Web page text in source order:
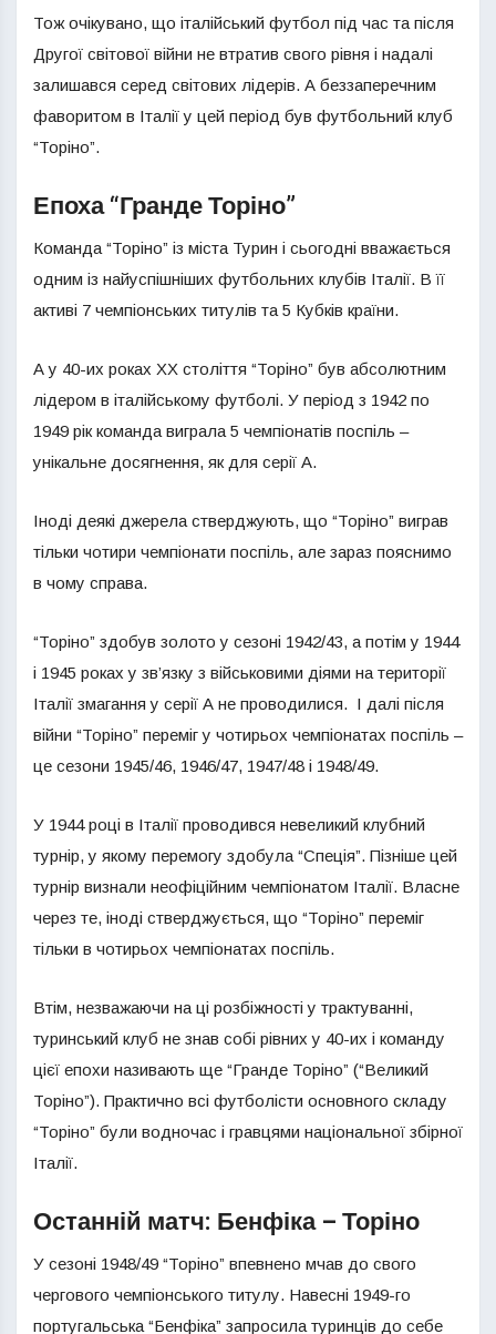
Тож очікувано, що італійський футбол під час та після
Другої світової війни не втратив свого рівня і надалі
залишався серед світових лідерів. А беззаперечним
фаворитом в Італії у цей період був футбольний клуб
“Торіно”.
Епоха “Гранде Торіно”
Команда “Торіно” із міста Турин і сьогодні вважається
одним із найуспішніших футбольних клубів Італії. В її
активі 7 чемпіонських титулів та 5 Кубків країни.
А у 40-их роках ХХ століття “Торіно” був абсолютним
лідером в італійському футболі. У період з 1942 по
1949 рік команда виграла 5 чемпіонатів поспіль –
унікальне досягнення, як для серії А.
Іноді деякі джерела стверджують, що “Торіно” виграв
тільки чотири чемпіонати поспіль, але зараз пояснимо
в чому справа.
“Торіно” здобув золото у сезоні 1942/43, а потім у 1944
і 1945 роках у зв’язку з військовими діями на території
Італії змагання у серії А не проводилися. І далі після
війни “Торіно” переміг у чотирьох чемпіонатах поспіль –
це сезони 1945/46, 1946/47, 1947/48 і 1948/49.
У 1944 році в Італії проводився невеликий клубний
турнір, у якому перемогу здобула “Спеція”. Пізніше цей
турнір визнали неофіційним чемпіонатом Італії. Власне
через те, іноді стверджується, що “Торіно” переміг
тільки в чотирьох чемпіонатах поспіль.
Втім, незважаючи на ці розбіжності у трактуванні,
туринський клуб не знав собі рівних у 40-их і команду
цієї епохи називають ще “Гранде Торіно” (“Великий
Торіно”). Практично всі футболісти основного складу
“Торіно” були водночас і гравцями національної збірної
Італії.
Останній матч: Бенфіка – Торіно
У сезоні 1948/49 “Торіно” впевнено мчав до свого
чергового чемпіонського титулу. Навесні 1949-го
португальська “Бенфіка” запросила туринців до себе